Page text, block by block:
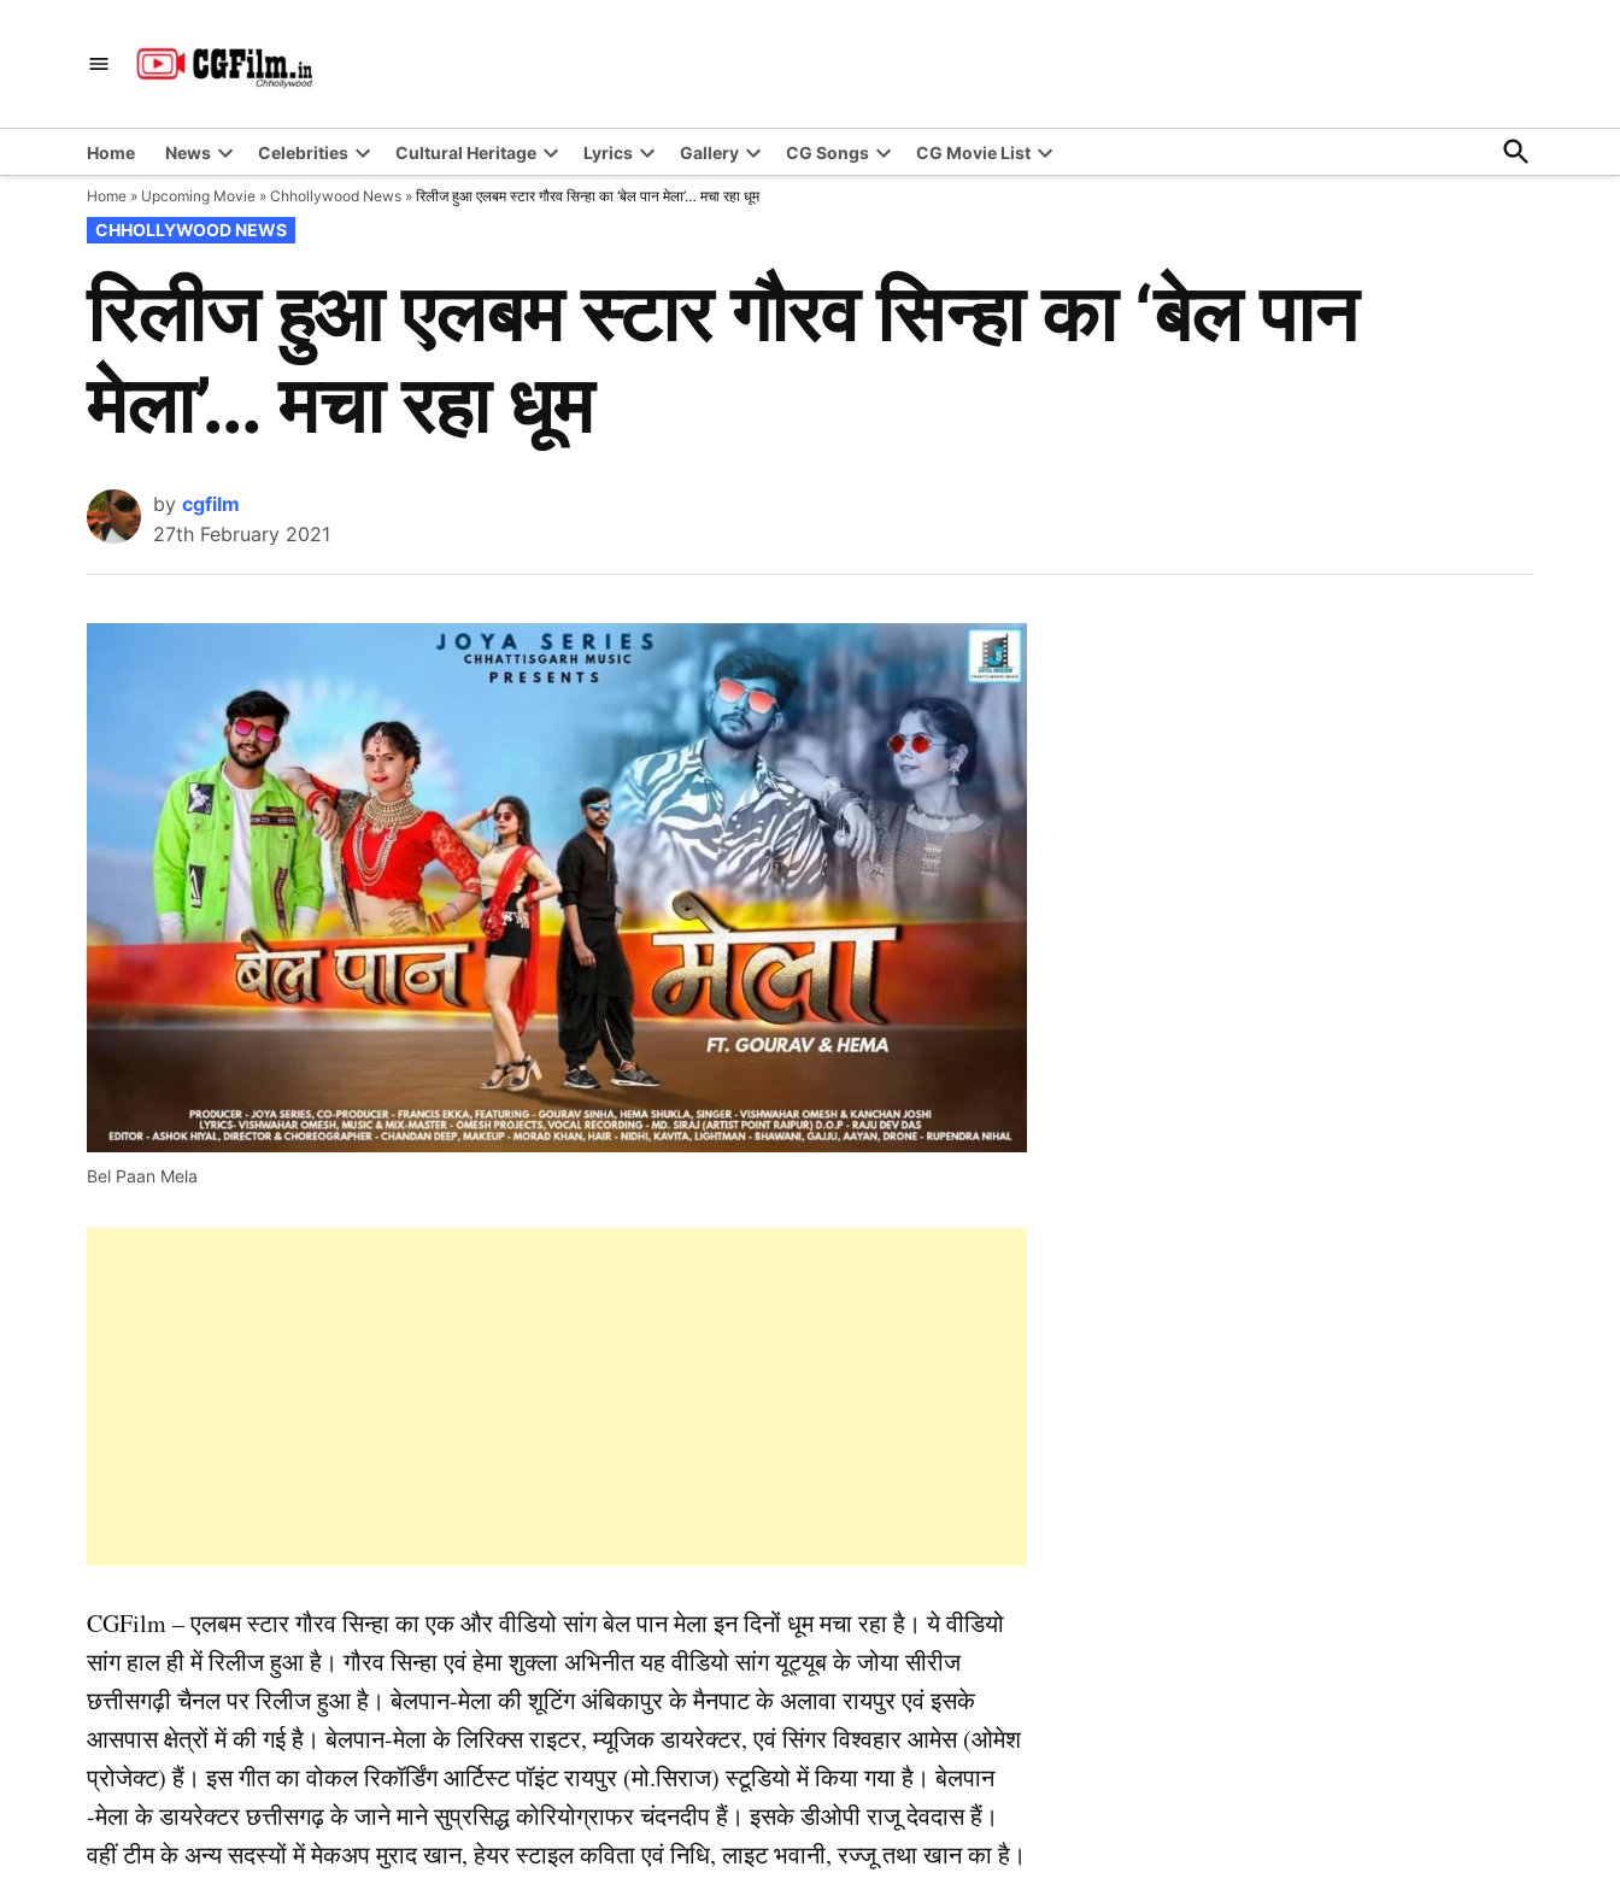
Home News Celebrities Cultural Heritage Lyrics Gallery CG Songs CG Movie List
Open
Search
Home » Upcoming Movie » Chhollywood News » रिलीज हुआ एलबम स्टार गौरव सिन्हा का ‘बेल पान मेला’… मचा रहा धूम
POSTED
IN
CHHOLLYWOOD NEWS
रिलीज हुआ एलबम स्टार गौरव सिन्हा का ‘बेल पान
मेला’… मचा रहा धूम
by cgfilm
27th February 2021
Bel Paan Mela
CGFilm – एलबम स्टार गौरव सिन्हा का एक और वीडियो सांग बेल पान मेला इन दिनों धूम मचा रहा है। ये वीडियो
सांग हाल ही में रिलीज हुआ है। गौरव सिन्हा एवं हेमा शुक्ला अभिनीत यह वीडियो सांग यूट्यूब के जोया सीरीज
छत्तीसगढ़ी चैनल पर रिलीज हुआ है। बेलपान-मेला की शूटिंग अंबिकापुर के मैनपाट के अलावा रायपुर एवं इसके
आसपास क्षेत्रों में की गई है। बेलपान-मेला के लिरिक्स राइटर, म्यूजिक डायरेक्टर, एवं सिंगर विश्वहार आमेस (ओमेश
प्रोजेक्ट) हैं। इस गीत का वोकल रिकॉर्डिंग आर्टिस्ट पॉइंट रायपुर (मो.सिराज) स्टूडियो में किया गया है। बेलपान
-मेला के डायरेक्टर छत्तीसगढ़ के जाने माने सुप्रसिद्ध कोरियोग्राफर चंदनदीप हैं। इसके डीओपी राजू देवदास हैं।
वहीं टीम के अन्य सदस्यों में मेकअप मुराद खान, हेयर स्टाइल कविता एवं निधि, लाइट भवानी, रज्जू तथा खान का है।